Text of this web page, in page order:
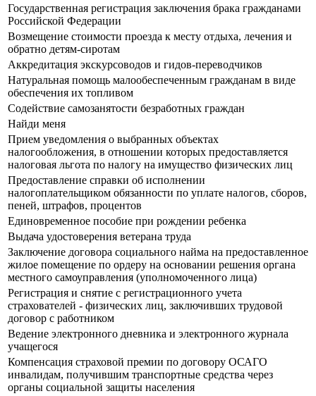
Государственная регистрация заключения брака гражданами
Российской Федерации
Возмещение стоимости проезда к месту отдыха, лечения и
обратно детям-сиротам
Аккредитация экскурсоводов и гидов-переводчиков
Натуральная помощь малообеспеченным гражданам в виде
обеспечения их топливом
Содействие самозанятости безработных граждан
Найди меня
Прием уведомления о выбранных объектах
налогообложения, в отношении которых предоставляется
налоговая льгота по налогу на имущество физических лиц
Предоставление справки об исполнении
налогоплательщиком обязанности по уплате налогов, сборов,
пеней, штрафов, процентов
Единовременное пособие при рождении ребенка
Выдача удостоверения ветерана труда
Заключение договора социального найма на предоставленное
жилое помещение по ордеру на основании решения органа
местного самоуправления (уполномоченного лица)
Регистрация и снятие с регистрационного учета
страхователей - физических лиц, заключивших трудовой
договор с работником
Ведение электронного дневника и электронного журнала
учащегося
Компенсация страховой премии по договору ОСАГО
инвалидам, получившим транспортные средства через
органы социальной защиты населения